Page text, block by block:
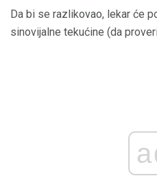
Da bi se razlikovao, lekar će
sinovijalne tekućine (da